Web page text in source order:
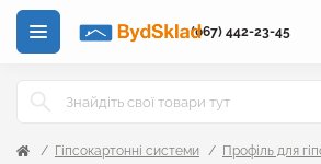
(067) 442-23-45
Гіпсокартонні системи
Профіль для